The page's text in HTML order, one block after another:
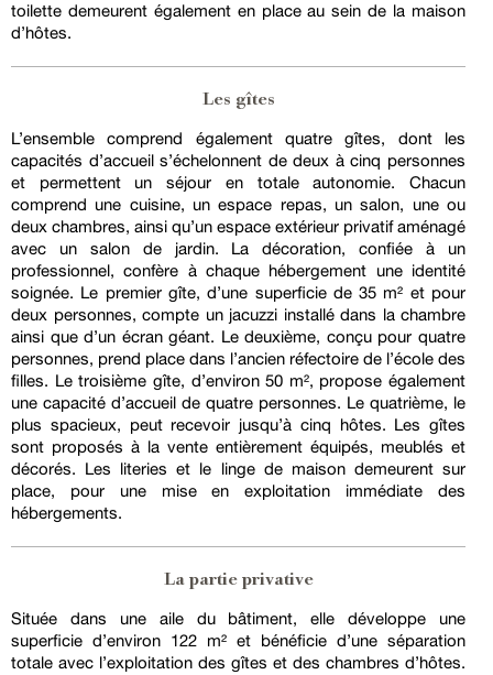
toilette demeurent également en place au sein de la maison
d’hôtes.
Les gîtes
L’ensemble comprend également quatre gîtes, dont les
capacités d’accueil s’échelonnent de deux à cinq personnes
et permettent un séjour en totale autonomie. Chacun
comprend une cuisine, un espace repas, un salon, une ou
deux chambres, ainsi qu’un espace extérieur privatif aménagé
avec un salon de jardin. La décoration, confiée à un
professionnel, confère à chaque hébergement une identité
soignée. Le premier gîte, d’une superficie de 35 m² et pour
deux personnes, compte un jacuzzi installé dans la chambre
ainsi que d’un écran géant. Le deuxième, conçu pour quatre
personnes, prend place dans l’ancien réfectoire de l’école des
filles. Le troisième gîte, d’environ 50 m², propose également
une capacité d’accueil de quatre personnes. Le quatrième, le
plus spacieux, peut recevoir jusqu’à cinq hôtes. Les gîtes
sont proposés à la vente entièrement équipés, meublés et
décorés. Les literies et le linge de maison demeurent sur
place, pour une mise en exploitation immédiate des
hébergements.
La partie privative
Située dans une aile du bâtiment, elle développe une
superficie d’environ 122 m² et bénéficie d’une séparation
totale avec l’exploitation des gîtes et des chambres d’hôtes.